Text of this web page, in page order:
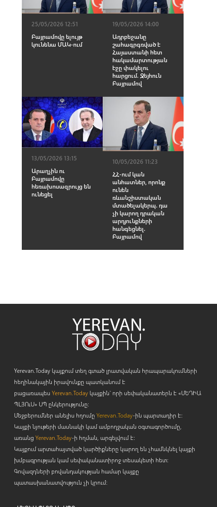
25/05/2026 12:51
Բայրամովը ելույթ
կունենա ՄԱԿ-ում
19/05/2026 14:00
Ադրբեջանը
շահագրգռված է
Հայաստանի հետ
հակամարտության
էջը փակելու
հարցում. Ջեյհուն
Բայրամով
13/05/2026 13:15
Արաղչին ու
Բայրամովը
հեռախոսազրույց են
ունեցել
10/05/2026 11:23
ՀՀ-ում կան
անհատներ, որոնք
ունեն
ռևանշիստական
մտածելակերպ. դա
չի կարող դրական
արդյունքների
հանգեցնել.
Բայրամով
Yerevan.Today կայքում տեղ գտած լրատվական հրապարակումների
հեղինակային իրավունքը պատկանում է
բացառապես Yerevan.Todayկայքին` որի սեփականատերն է «ՄԵԴԻԱ
ՊԼՅՈւՍ» ՍՊ ընկերությունը։
Մեջբերումներ անելիս հղումը Yerevan.Today-ին պարտադիր է:
Կայքի նյութերի մասնակի կամ ամբողջական օգտագործումը,
առանց Yerevan.Today-ի հղման, արգելվում է:
Կայքում արտահայտված կարծիքները կարող են չհամնկնել կայքի
խմբագրության կամ սեփականատիրոջ տեսակետի հետ:
Գովազդների բովանդակության համար կայքը
պատասխանատվություն չի կրում: